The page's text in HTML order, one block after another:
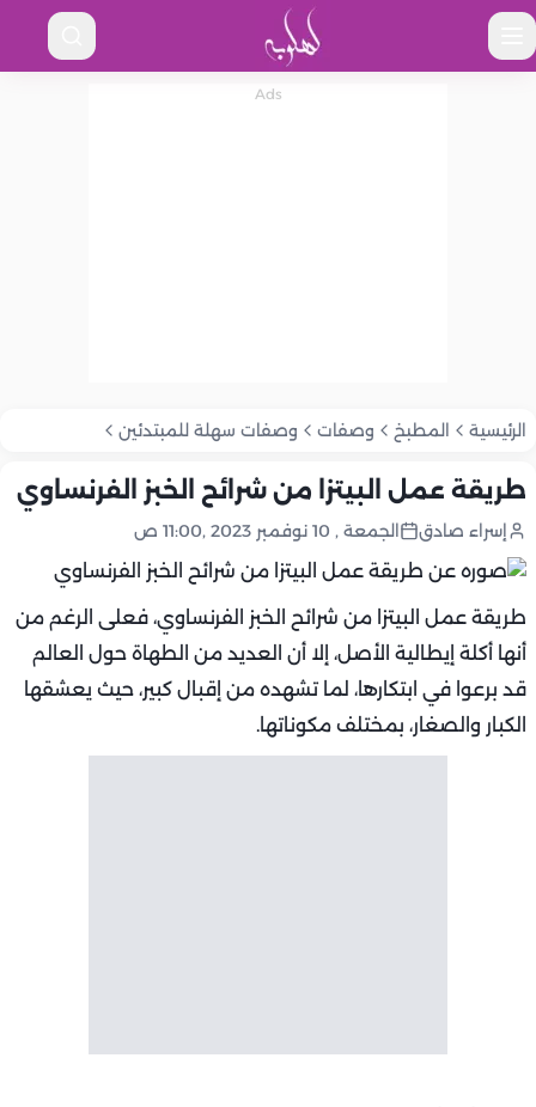
الرئيسية المطبخ وصفات وصفات سهلة للمبتدئين
طريقة عمل البيتزا من شرائح الخبز الفرنساوي
إسراء صادق الجمعة , 10 نوفمبر 2023 ,11:00 ص
طريقة عمل البيتزا من شرائح الخبز الفرنساوي، فعلى الرغم من
أنها أكلة إيطالية الأصل، إلا أن العديد من الطهاة حول العالم
قد برعوا في ابتكارها، لما تشهده من إقبال كبير، حيث يعشقها
الكبار والصغار، بمختلف مكوناتها.